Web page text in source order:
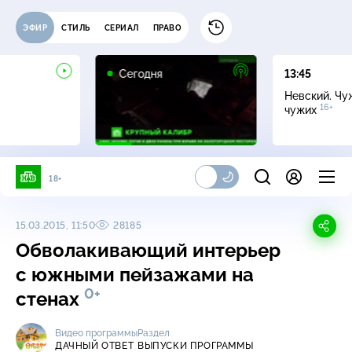
ЭФИР СТИЛЬ СЕРИАЛ ПРАВО
Сегодня
13:45
Невский.
чужих 16+
18+
15.03.2015, 11:50 28185
Обволакивающий интерьер
с южными пейзажами на
стенах 0+
Видео программы
ДАЧНЫЙ ОТВЕТ
Раздел
ВЫПУСКИ ПРОГРАММЫ